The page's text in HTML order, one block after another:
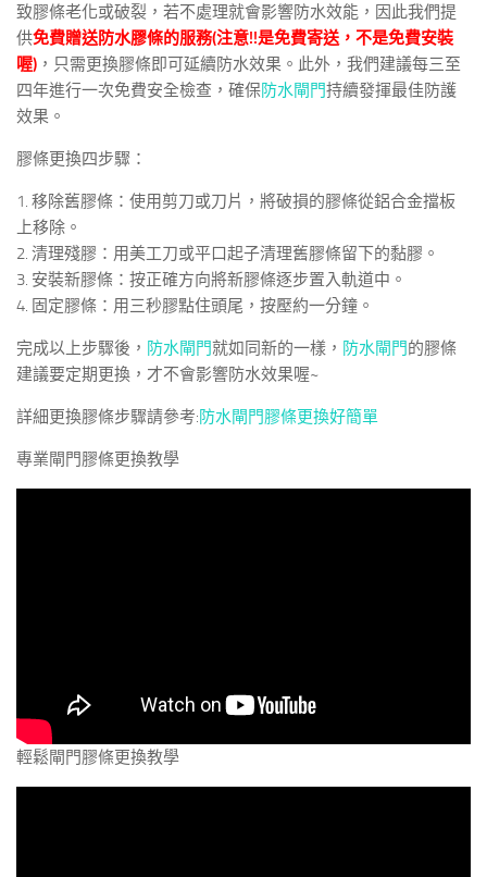
致膠條老化或破裂，若不處理就會影響防水效能，因此我們提
供免費贈送防水膠條的服務(注意!!是免費寄送，不是免費安裝
喔) ，只需更換膠條即可延續防水效果。此外，我們建議每三至
四年進行一次免費安全檢查，確保防水閘門持續發揮最佳防護
效果。
膠條更換四步驟：
1. 移除舊膠條：使用剪刀或刀片，將破損的膠條從鋁合金擋板
上移除。
2. 清理殘膠：用美工刀或平口起子清理舊膠條留下的黏膠。
3. 安裝新膠條：按正確方向將新膠條逐步置入軌道中。
4. 固定膠條：用三秒膠點住頭尾，按壓約一分鐘。
完成以上步驟後， 防水閘門就如同新的一樣， 防水閘門的膠條
建議要定期更換，才不會影響防水效果喔~
詳細更換膠條步驟請參考:防水閘門膠條更換好簡單
專業閘門膠條更換教學
輕鬆閘門膠條更換教學